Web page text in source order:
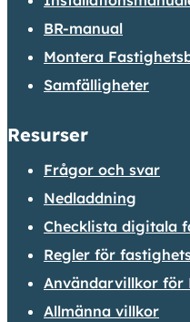
BR-manual
Montera
Samfälligheter
Resurser
Frågor och svar
Nedladdning
Checklista digitala
Regler för
Användarvillkor för
Allmänna villkor